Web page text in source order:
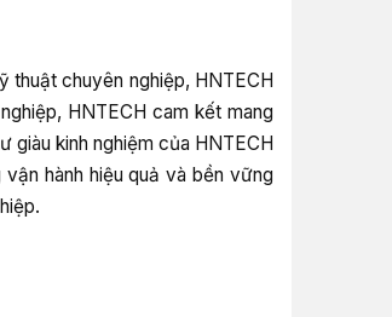
chuyên nghiệp, HNTECH
HNTECH cam kết mang
kinh nghiệm của HNTECH
hành hiệu quả và bền vững